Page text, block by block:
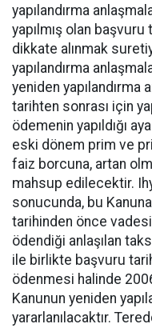
yapılandırma
yapılmış olan
dikkate alınmak
yapılandırma
yeniden yapılandırma
tarihten sonrası için
ödemenin yapıldığı
eski dönem prim ve
faiz borcuna, artan
mahsup edilecektir.
sonucunda, bu
tarihinden önce
ödendiği anlaşılan
ile birlikte başvuru
ödenmesi halinde
Kanunun yeniden
yararlanılacaktır.